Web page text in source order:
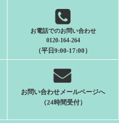
お電話でのお問い合わせ
0120-164-264
（平日9:00-17:00）
お問い合わせメールページへ
（24時間受付）